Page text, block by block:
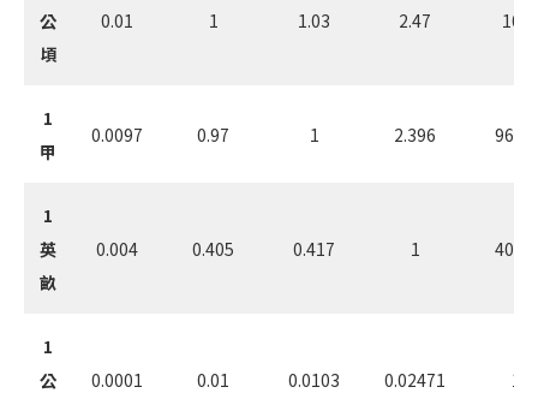
公
頃
0.01 1 1.03 2.47 100
1
甲
0.0097 0.97 1 2.396 96.99
1
英
畝
0.004 0.405 0.417 1 40.47
1
公
0.0001 0.01 0.0103 0.02471 1